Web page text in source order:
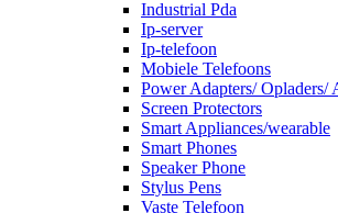
Industrial Pda
Ip-server
Ip-telefoon
Mobiele Telefoons
Power Adapters/ Opladers/
Screen Protectors
Smart Appliances/wearable
Smart Phones
Speaker Phone
Stylus Pens
Vaste Telefoon